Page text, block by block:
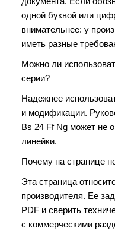
одной буквой или
внимательнее: у
иметь разные
Можно ли
серии?
Надежнее
и модификации.
Bs 24 Ff Ng может не
линейки.
Почему на странице
Эта страница
производителя. Ее
PDF и сверить
с коммерческими